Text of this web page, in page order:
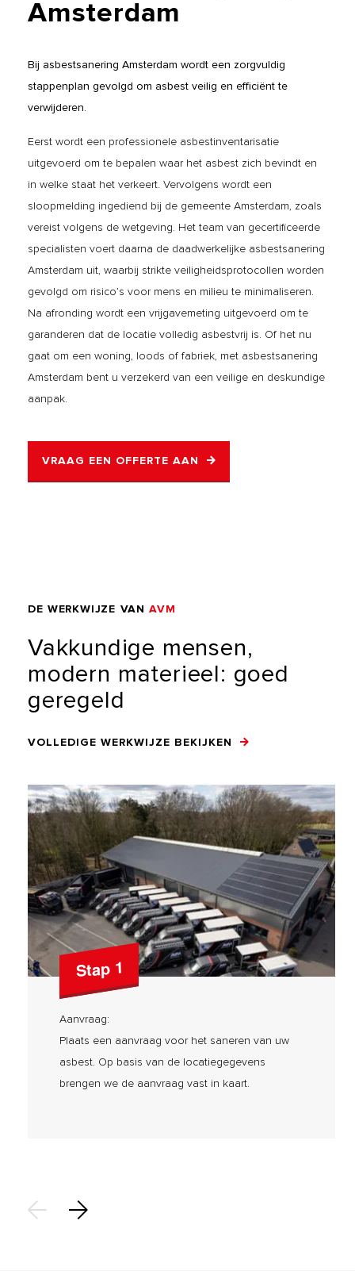
Amsterdam
Bij asbestsanering Amsterdam wordt een zorgvuldig
stappenplan gevolgd om asbest veilig en efficiënt te
verwijderen.
Eerst wordt een professionele asbestinventarisatie
uitgevoerd om te bepalen waar het asbest zich bevindt en
in welke staat het verkeert. Vervolgens wordt een
sloopmelding ingediend bij de gemeente Amsterdam, zoals
vereist volgens de wetgeving. Het team van gecertificeerde
specialisten voert daarna de daadwerkelijke asbestsanering
Amsterdam uit, waarbij strikte veiligheidsprotocollen worden
gevolgd om risico’s voor mens en milieu te minimaliseren.
Na afronding wordt een vrijgavemeting uitgevoerd om te
garanderen dat de locatie volledig asbestvrij is. Of het nu
gaat om een woning, loods of fabriek, met asbestsanering
Amsterdam bent u verzekerd van een veilige en deskundige
aanpak.
VRAAG EEN OFFERTE AAN
DE WERKWIJZE VAN AVM
Vakkundige mensen,
modern materieel: goed
geregeld
VOLLEDIGE WERKWIJZE BEKIJKEN
Stap 1
Aanvraag:
Plaats een aanvraag voor het saneren van uw
asbest. Op basis van de locatiegegevens
brengen we de aanvraag vast in kaart.